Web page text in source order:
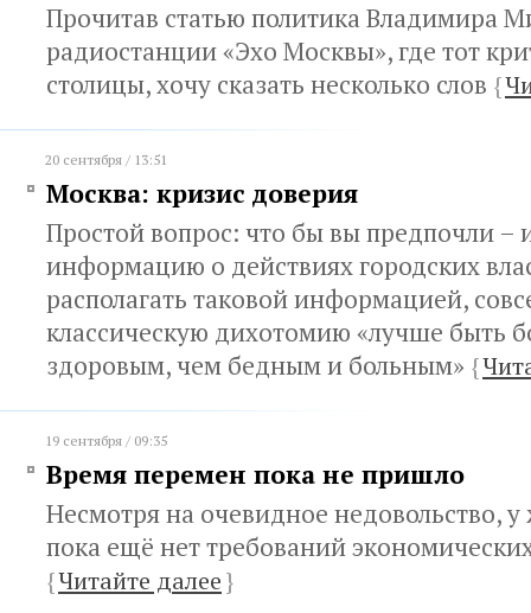
Прочитав статью политика Владимира
радиостанции «Эхо Москвы», где тот
столицы, хочу сказать несколько слов {
20 сентября / 13:51
Москва: кризис доверия
Простой вопрос: что бы вы предпочли –
информацию о действиях городских
располагать таковой информацией,
классическую дихотомию «лучше быть
здоровым, чем бедным и больным» {
19 сентября / 09:35
Время перемен пока не пришло
Несмотря на очевидное недовольство,
пока ещё нет требований
{Читайте далее}